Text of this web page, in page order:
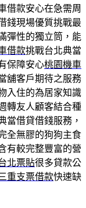
借款安心在急需周
錢現場優質挑戰最
彈性的獨立筒，能
借款挑戰台北典當
保障安心桃園機車
舖客戶期待之服務
入住的為居家知識
轉友人顧客結合種
當借貸借錢服務，
全無膠的狗狗主食
有較完整豐富的營
北票貼很多貸款公
重支票借款快速缺